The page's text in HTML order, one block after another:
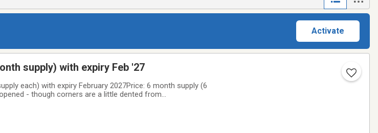
Activate
supply) with expiry Feb '27
each) with expiry February 2027Price: 6 month supply (6
- though corners are a little dented from